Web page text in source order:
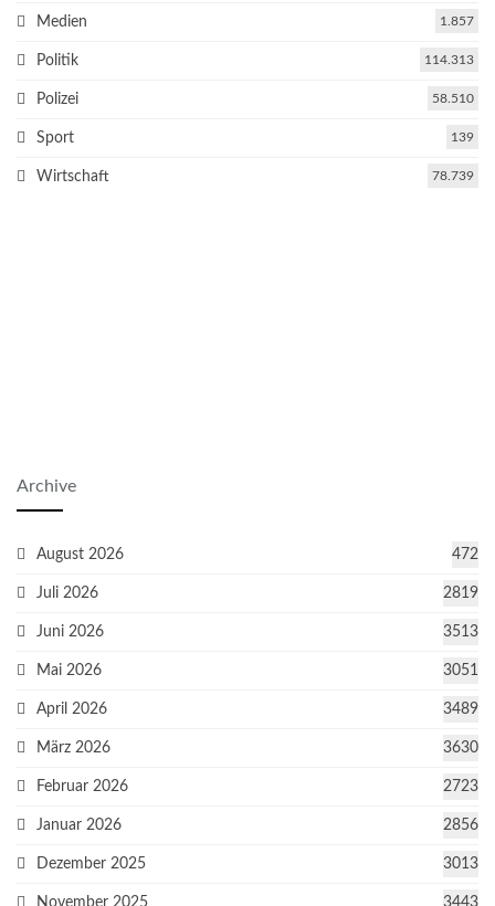
Medien 1.857
Politik 114.313
Polizei 58.510
Sport 139
Wirtschaft 78.739
Archive
August 2026 472
Juli 2026 2819
Juni 2026 3513
Mai 2026 3051
April 2026 3489
März 2026 3630
Februar 2026 2723
Januar 2026 2856
Dezember 2025 3013